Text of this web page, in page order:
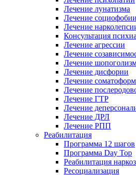
Лечение лунатизма
Лечение социофобии
Лечение
Консультация
Лечение агрессии
Лечение
Лечение
Лечение дисфории
Лечение
Лечение
Лечение ГТР
Лечение
Лечение ДРЛ
Лечение РПП
Реабилитация
Программа 12 шагов
Программа Day Top
Реабилитация
Ресоциализация